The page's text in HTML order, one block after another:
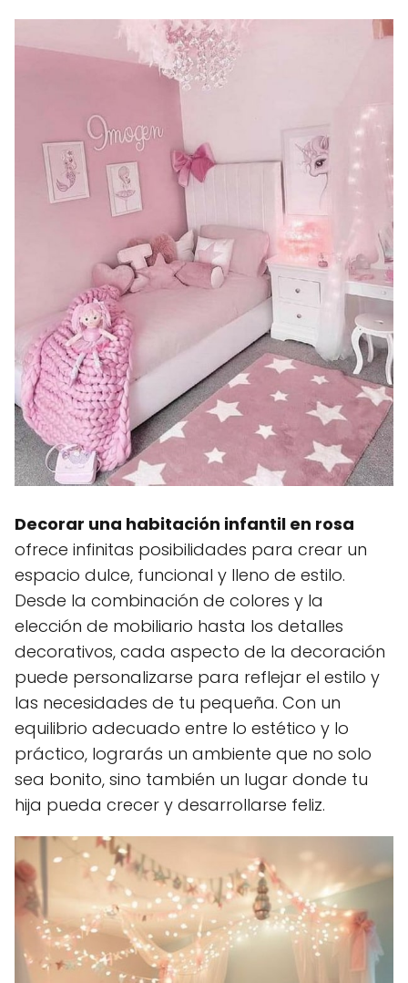
Decorar una habitación infantil en rosa
ofrece infinitas posibilidades para crear un
espacio dulce, funcional y lleno de estilo.
Desde la combinación de colores y la
elección de mobiliario hasta los detalles
decorativos, cada aspecto de la decoración
puede personalizarse para reflejar el estilo y
las necesidades de tu pequeña. Con un
equilibrio adecuado entre lo estético y lo
práctico, lograrás un ambiente que no solo
sea bonito, sino también un lugar donde tu
hija pueda crecer y desarrollarse feliz.